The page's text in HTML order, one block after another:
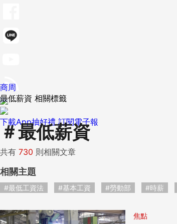
下載App抽好禮 訂閱電子報
商周
最低薪資 相關標籤
＃最低薪資
共有 730 則相關文章
相關主題
#最低工資法 #基本工資 #勞動部 #時薪
焦點